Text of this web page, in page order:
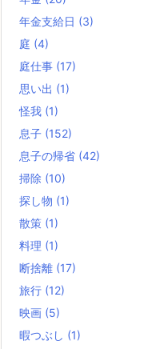
年金支給日 (3)
庭 (4)
庭仕事 (17)
思い出 (1)
怪我 (1)
息子 (152)
息子の帰省 (42)
掃除 (10)
探し物 (1)
散策 (1)
料理 (1)
断捨離 (17)
旅行 (12)
映画 (5)
暇つぶし (1)